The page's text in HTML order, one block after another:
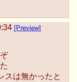
[Preview]
スは無かったと